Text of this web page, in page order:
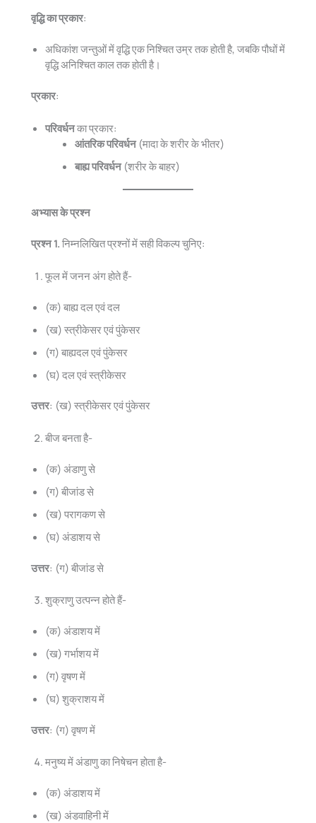
वृद्धि का प्रकार:
अधिकांश जन्तुओं में वृद्धि एक निश्चित उम्र तक होती है, जबकि पौधों में
वृद्धि अनिश्चित काल तक होती है।
प्रकार:
परिवर्धनका प्रकार:
आंतरिक परिवर्धन(मादा के शरीर के भीतर)
बाह्य परिवर्धन(शरीर के बाहर)
अभ्यास के प्रश्न
प्रश्न 1. निम्नलिखित प्रश्नों में सही विकल्प चुनिए:
फूल में जनन अंग होते हैं-
(क) बाह्य दल एवं दल
(ख) स्त्रीकेसर एवं पुंकेसर
(ग) बाह्यदल एवं पुंकेसर
(घ) दल एवं स्त्रीकेसर
उत्तर: (ख) स्त्रीकेसर एवं पुंकेसर
बीज बनता है-
(क) अंडाणु से
(ग) बीजांड से
(ख) परागकण से
(घ) अंडाशय से
उत्तर: (ग) बीजांड से
शुक्राणु उत्पन्न होते हैं-
(क) अंडाशय में
(ख) गर्भाशय में
(ग) वृषण में
(घ) शुक्राशय में
उत्तर: (ग) वृषण में
मनुष्य में अंडाणु का निषेचन होता है-
(क) अंडाशय में
(ख) अंडवाहिनी में